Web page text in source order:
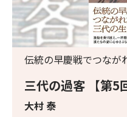
三代の過客 【第5
大村 泰
伝統の早慶戦でつなが